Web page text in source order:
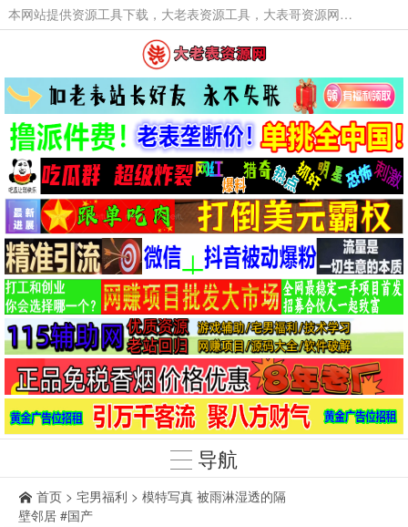
本网站提供资源工具下载，大老表资源工具，大表哥资源网软件工具，大老表资源下载，活动线报福利资源分享,活动线报，大型网游经典游戏，网络热门技术游戏辅助交流与分享。
导航
首页 > 宅男福利 > 模特写真 被雨淋湿透的隔
壁邻居 #国产